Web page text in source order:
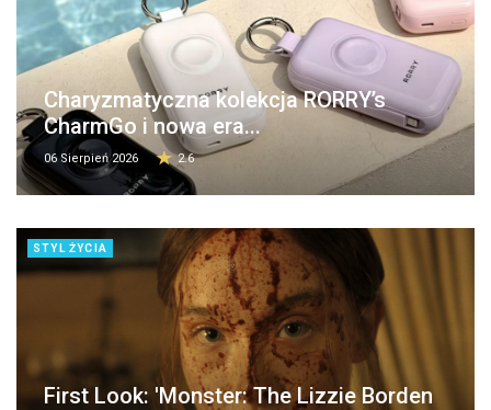
Charyzmatyczna kolekcja RORRY’s
CharmGo i nowa era...
06 Sierpień 2026 2.6
STYL ŻYCIA
First Look: 'Monster: The Lizzie Borden